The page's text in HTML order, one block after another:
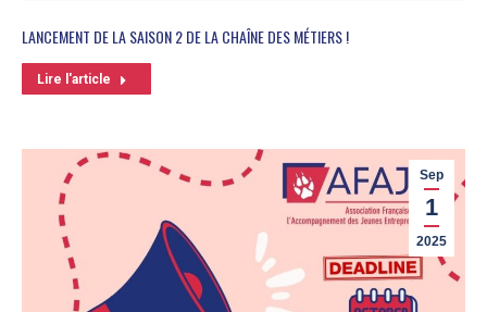
LANCEMENT DE LA SAISON 2 DE LA CHAÎNE DES MÉTIERS !
Lire l'article
Sep
1
2025